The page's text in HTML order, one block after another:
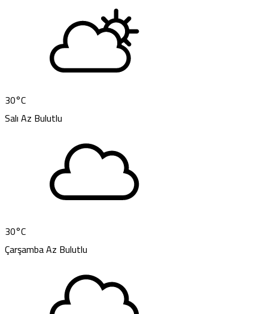
30°C
SalıAz Bulutlu
30°C
ÇarşambaAz Bulutlu